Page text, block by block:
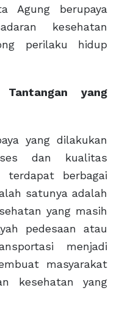
Agung berupaya
kesehatan
perilaku hidup
yang
yang dilakukan
dan kualitas
terdapat berbagai
satunya adalah
yang masih
pedesaan atau
menjadi
masyarakat
kesehatan yang